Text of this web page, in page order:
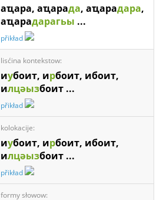
аҵара, аҵарада, аҵарадара,
аҵарадарагьы ...
přikład
lisćina kontekstow:
иубоит, ирбоит, ибоит,
илцәызбоит ...
přikład
kolokacije:
иубоит, ирбоит, ибоит,
илцәызбоит ...
přikład
formy słowow: